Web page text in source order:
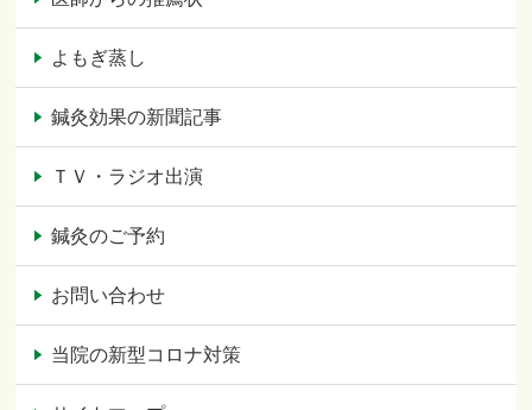
よもぎ蒸し
鍼灸効果の新聞記事
ＴＶ・ラジオ出演
鍼灸のご予約
お問い合わせ
当院の新型コロナ対策